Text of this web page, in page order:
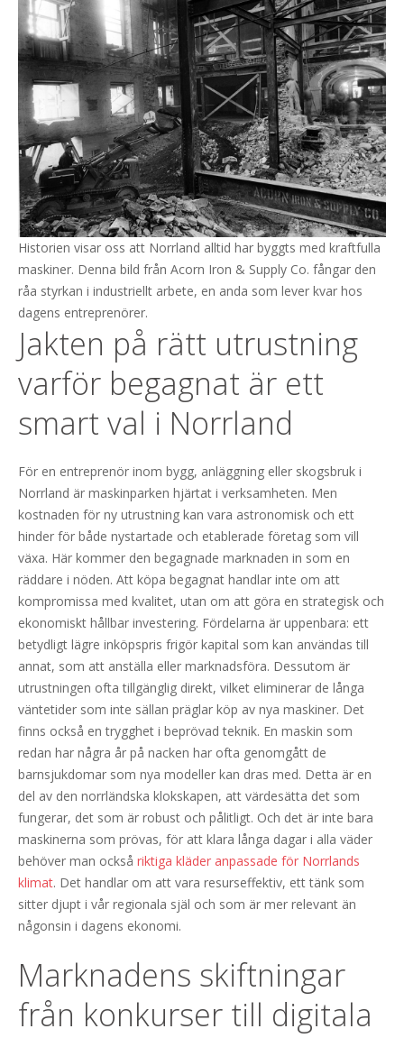
Historien visar oss att Norrland alltid har byggts med kraftfulla
maskiner. Denna bild från Acorn Iron & Supply Co. fångar den
råa styrkan i industriellt arbete, en anda som lever kvar hos
dagens entreprenörer.
Jakten på rätt utrustning
varför begagnat är ett
smart val i Norrland
För en entreprenör inom bygg, anläggning eller skogsbruk i
Norrland är maskinparken hjärtat i verksamheten. Men
kostnaden för ny utrustning kan vara astronomisk och ett
hinder för både nystartade och etablerade företag som vill
växa. Här kommer den begagnade marknaden in som en
räddare i nöden. Att köpa begagnat handlar inte om att
kompromissa med kvalitet, utan om att göra en strategisk och
ekonomiskt hållbar investering. Fördelarna är uppenbara: ett
betydligt lägre inköpspris frigör kapital som kan användas till
annat, som att anställa eller marknadsföra. Dessutom är
utrustningen ofta tillgänglig direkt, vilket eliminerar de långa
väntetider som inte sällan präglar köp av nya maskiner. Det
finns också en trygghet i beprövad teknik. En maskin som
redan har några år på nacken har ofta genomgått de
barnsjukdomar som nya modeller kan dras med. Detta är en
del av den norrländska klokskapen, att värdesätta det som
fungerar, det som är robust och pålitligt. Och det är inte bara
maskinerna som prövas, för att klara långa dagar i alla väder
behöver man också riktiga kläder anpassade för Norrlands
klimat. Det handlar om att vara resurseffektiv, ett tänk som
sitter djupt i vår regionala själ och som är mer relevant än
någonsin i dagens ekonomi.
Marknadens skiftningar
från konkurser till digitala